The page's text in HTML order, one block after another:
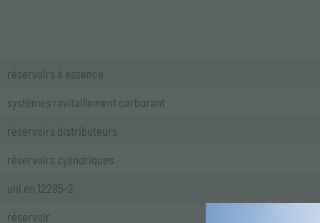
réservoirs à essence
systèmes ravitaillement carburant
réservoirs distributeurs
réservoirs cylindriques
uni en 12285-2
réservoir